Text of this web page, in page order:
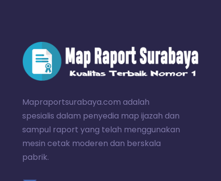
Mapraportsurabaya.com adalah
spesialis dalam penyedia map ijazah dan
sampul raport yang telah menggunakan
mesin cetak moderen dan berskala
pabrik.